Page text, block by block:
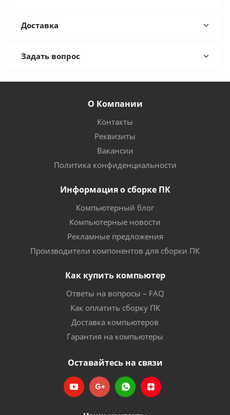
Доставка
Задать вопрос
О Компании
Контакты
Реквизиты
Вакансии
Политика конфиденциальности
Информация о сборке ПК
Компьютерный блог
Компьютерные новости
Рекламные предложения
Производители компонентов для сборки ПК
Как купить компьютер
Ответы на вопросы – FAQ
Как оплатить сборку ПК
Доставка компьютеров
Гарантия на компьютеры
Оставайтесь на связи